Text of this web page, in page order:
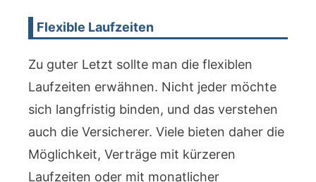
Flexible Laufzeiten
Zu guter Letzt sollte man die flexiblen
Laufzeiten erwähnen. Nicht jeder möchte
sich langfristig binden, und das verstehen
auch die Versicherer. Viele bieten daher die
Möglichkeit, Verträge mit kürzeren
Laufzeiten oder mit monatlicher